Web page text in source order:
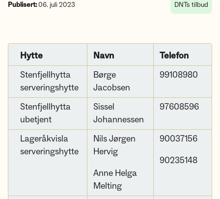
Publisert:06. juli 2023 DNTs tilbud
Hytte Navn
Telefon
Stenfjellhytta
serveringshytte
Børge
Jacobsen
99108980
Stenfjellhytta
ubetjent
Sissel
Johannessen
97608596
Lageråkvisla
serveringshytte
Nils Jørgen
Hervig
Anne Helga
Melting
90037156
90235148